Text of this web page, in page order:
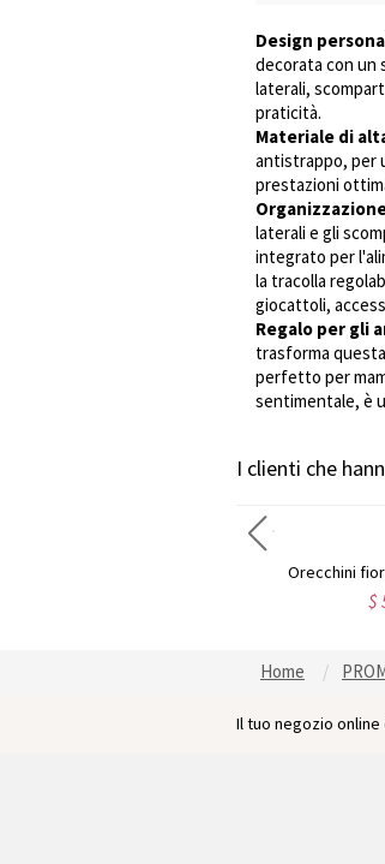
Design
decorata con un
laterali,
praticità.
Materiale di
antistrappo, per
prestazioni
laterali e gli
integrato per
la tracolla
giocattoli,
Regalo per gli
trasforma
perfetto per
sentimentale, è
I clienti che
Orecchini
$
Home
Il tuo negozio